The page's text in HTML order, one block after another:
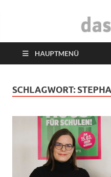
das
HAUPTMENÜ
SCHLAGWORT: